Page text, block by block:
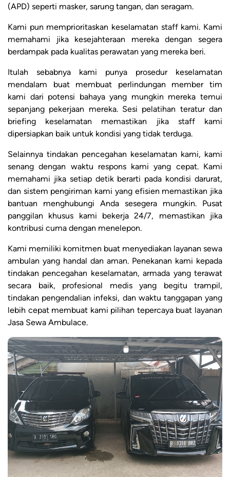
(APD) seperti masker, sarung tangan, dan seragam.
Kami pun memprioritaskan keselamatan staff kami. Kami
memahami jika kesejahteraan mereka dengan segera
berdampak pada kualitas perawatan yang mereka beri.
Itulah sebabnya kami punya prosedur keselamatan
mendalam buat membuat perlindungan member tim
kami dari potensi bahaya yang mungkin mereka temui
sepanjang pekerjaan mereka. Sesi pelatihan teratur dan
briefing keselamatan memastikan jika staff kami
dipersiapkan baik untuk kondisi yang tidak terduga.
Selainnya tindakan pencegahan keselamatan kami, kami
senang dengan waktu respons kami yang cepat. Kami
memahami jika setiap detik berarti pada kondisi darurat,
dan sistem pengiriman kami yang efisien memastikan jika
bantuan menghubungi Anda sesegera mungkin. Pusat
panggilan khusus kami bekerja 24/7, memastikan jika
kontribusi cuma dengan menelepon.
Kami memiliki komitmen buat menyediakan layanan sewa
ambulan yang handal dan aman. Penekanan kami kepada
tindakan pencegahan keselamatan, armada yang terawat
secara baik, profesional medis yang begitu trampil,
tindakan pengendalian infeksi, dan waktu tanggapan yang
lebih cepat membuat kami pilihan tepercaya buat layanan
Jasa Sewa Ambulace.